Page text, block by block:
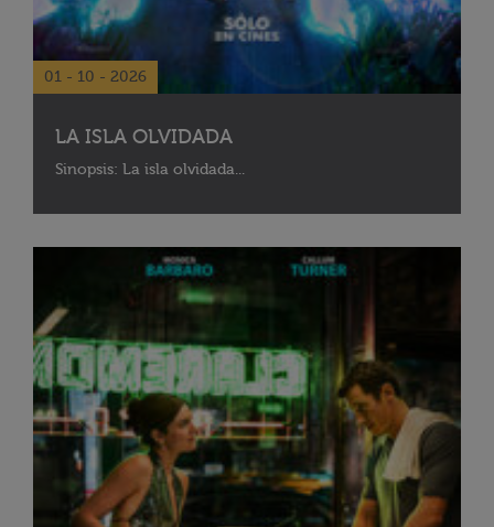
01 - 10 - 2026
LA ISLA OLVIDADA
Sinopsis: La isla olvidada...